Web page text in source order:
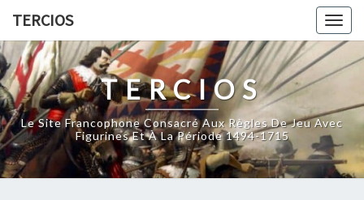
content
TERCIOS
TERCIOS
Le Site Francophone Consacré Aux Règles De Jeu Avec
Figurines Et À La Période 1494-1715